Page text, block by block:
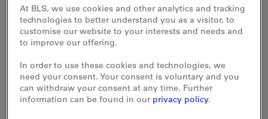
Die BLS ist 2012 im Personenverkehr erneut
gewachsen – allein bei der Bahn um 5 400
Personen pro Tag. Bei ihrer Infrastruktur
der Trassenverkäufe. Im Güterverkehr
musste allerdings ein Rückgang
hingenommen werden. Der mehrheitlich
At BLS, we use cookies and other analytics and tracking
technologies to better understand you as a visitor, to
customise our website to your interests and needs and
to improve our offering.
In order to use these cookies and technologies, we
need your consent. Your consent is voluntary and you
can withdraw your consent at any time. Further
information can be found in our privacy policy.